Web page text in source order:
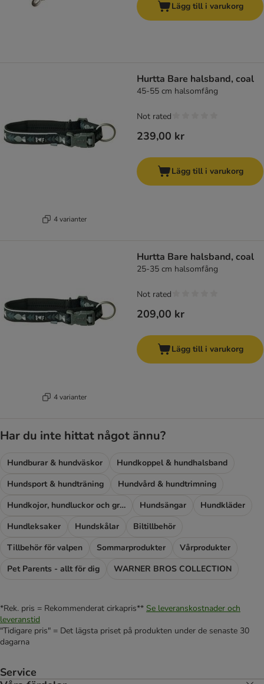
Lägg till i varukorg
4 varianter
Hurtta Bare halsband, coal
45-55 cm halsomfång
239,00 kr
Not rated
Lägg till i varukorg
4 varianter
Hurtta Bare halsband, coal
25-35 cm halsomfång
209,00 kr
Not rated
Lägg till i varukorg
Har du inte hittat något ännu?
Hundburar & hundväskor
Hundkoppel & hundhalsband
Hundsport & hundträning
Hundvård & hundtrimning
Hundkojor, hundluckor och grindar
Hundsängar
Hundkläder
Hundleksaker
Hundskålar
Biltillbehör
Tillbehör för valpen
Sommarprodukter
Vårprodukter
Pet Parents - allt för dig
WARNER BROS COLLECTION
*Rek. pris = Rekommenderat cirkapris** Se leveranskostnader och
leveranstid
"Tidigare pris" = Det lägsta priset på produkten under de senaste 30
dagarna
Service